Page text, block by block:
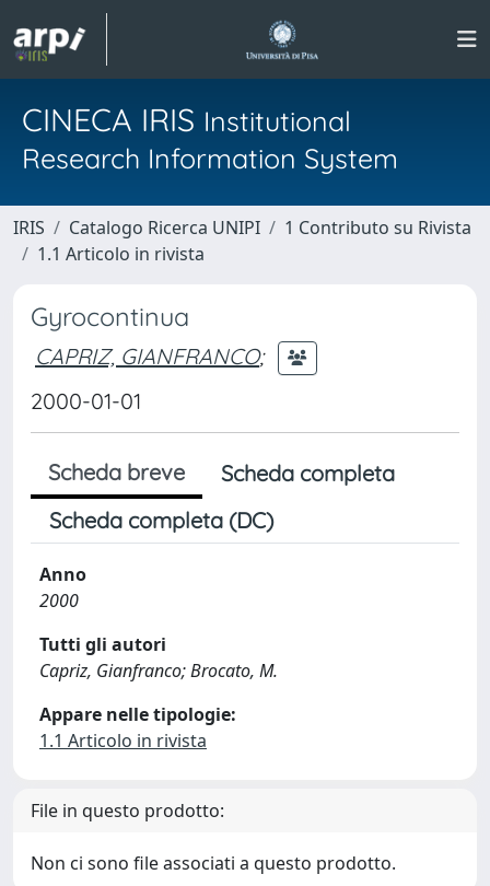
CINECA IRIS Institutional
Research Information System
IRIS Catalogo Ricerca UNIPI
1 Contributo su Rivista
1.1 Articolo in rivista
Gyrocontinua
CAPRIZ, GIANFRANCO;
2000-01-01
Scheda breve
Scheda completa
Scheda completa (DC)
Anno
2000
Tutti gli autori
Capriz, Gianfranco; Brocato, M.
Appare nelle tipologie:
1.1 Articolo in rivista
File in questo prodotto:
Non ci sono file associati a questo prodotto.